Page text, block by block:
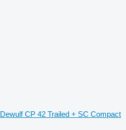
Dewulf CP 42 Trailed + SC Compact